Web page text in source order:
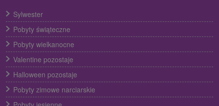
Sylwester
Pobyty świąteczne
Pobyty wielkanocne
Valentine pozostaje
Halloween pozostaje
Pobyty zimowe narciarskie